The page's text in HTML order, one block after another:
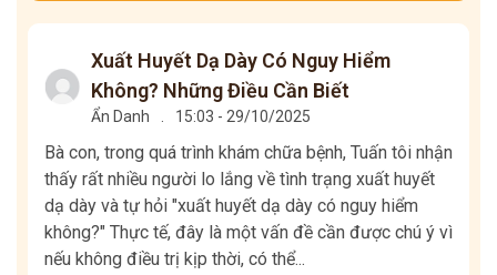
Xuất Huyết Dạ Dày Có Nguy Hiểm
Không? Những Điều Cần Biết
Ẩn Danh 15:03 - 29/10/2025
Bà con, trong quá trình khám chữa bệnh, Tuấn tôi nhận
thấy rất nhiều người lo lắng về tình trạng xuất huyết
dạ dày và tự hỏi "xuất huyết dạ dày có nguy hiểm
không?" Thực tế, đây là một vấn đề cần được chú ý vì
nếu không điều trị kịp thời, có thể...